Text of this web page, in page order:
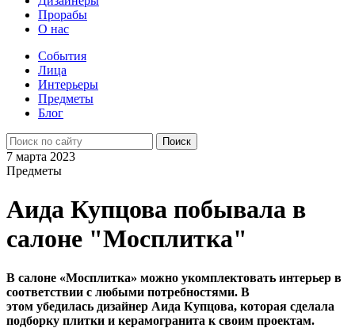
Прорабы
О нас
События
Лица
Интерьеры
Предметы
Блог
7 марта 2023
Предметы
Аида Купцова побывала в
салоне "Мосплитка"
В салоне «Мосплитка» можно укомплектовать интерьер в
соответствии с любыми потребностями. В
этом убедилась дизайнер Аида Купцова, которая сделала
подборку плитки и керамогранита к своим проектам.